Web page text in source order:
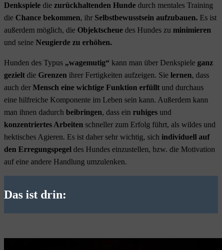
Denkspiele die zurückhaltenden Hunde durch mentales Training
die Chance bekommen, ihr Selbstbewusstsein aufzubauen. Es ist
außerdem möglich, die Objektscheue des Hundes zu minimieren
und seine Neugierde zu erhöhen.
Hunden des Typus „wagemutig“ kann man über Denkspiele ganz
gezielt die Grenzen ihrer Fertigkeiten aufzeigen. Sie lernen, dass
auch der Mensch eine wichtige Funktion erfüllt und durchaus
eine hilfreiche Komponente im Leben sein kann. Außerdem kann
man ihnen dadurch beibringen, dass ein ruhiges und
konzentriertes Arbeiten schneller zum Erfolg führt, als wildes und
hektisches Agieren. Es ist daher sehr wichtig, sich individuell auf
den Erregungspegel des Hundes einzustellen, bzw. die Motivation
auf eine andere Handlung umzulenken.
Das ist drin: